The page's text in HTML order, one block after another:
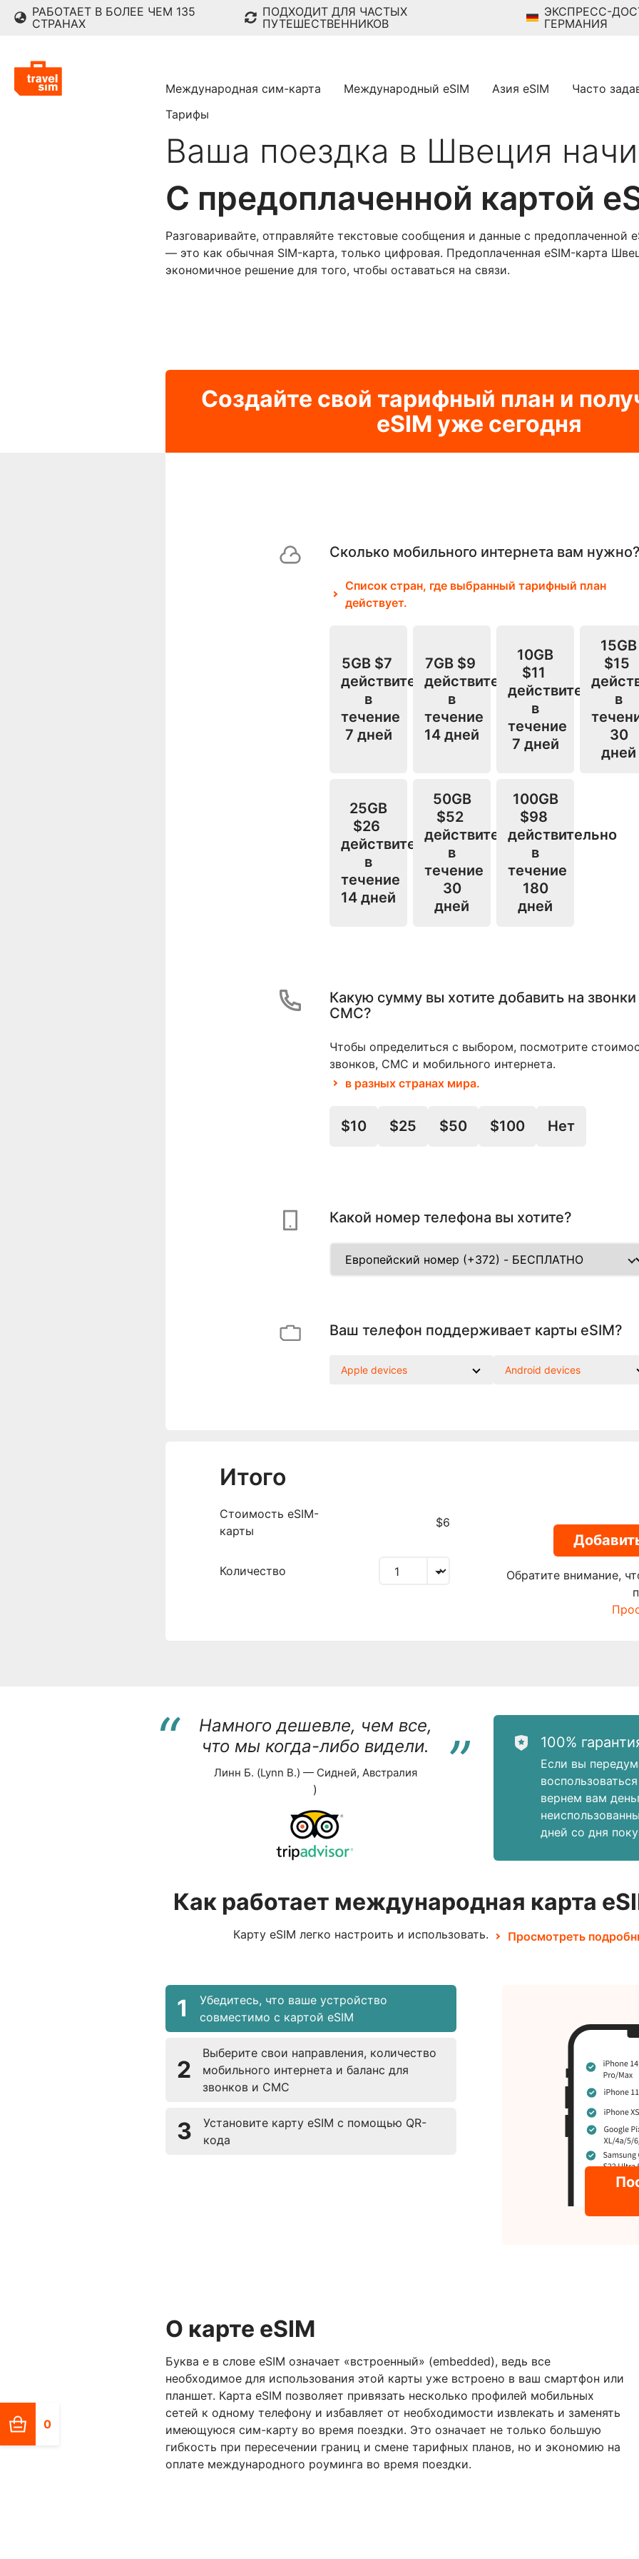
РАБОТАЕТ В БОЛЕЕ ЧЕМ 135
СТРАНАХ
ПОДХОДИТ ДЛЯ ЧАСТЫХ
ПУТЕШЕСТВЕННИКОВ
ЭКСПРЕСС-
ГЕРМАНИЯ
Международная сим-карта
Международный eSIM Азия eSIM
Часто
Тарифы
0
Ваша поездка в Швеция
С предоплаченной картой
Разговаривайте, отправляйте текстовые сообщения и данные с предоплаченной
— это как обычная SIM-карта, только цифровая. Предоплаченная eSIM-карта
экономичное решение для того, чтобы оставаться на связи.
Создайте свой тарифный план и
eSIM уже сегодня
Сколько мобильного интернета вам нужно?
Список стран, где выбранный тарифный план
действует.
5GB $7
действительно
в
течение
7 дней
7GB $9
действительно
в
течение
14 дней
10GB
$11
действительно
в
течение
7 дней
15GB
$15
в
30
дней
25GB
$26
действительно
в
течение
14 дней
50GB
$52
действительно
в
течение
30
дней
100GB
$98
действительно
в
течение
180
дней
Какую сумму вы хотите добавить на звонки
СМС?
Чтобы определиться с выбором, посмотрите
звонков, СМС и мобильного интернета.
в разных странах мира.
$10 $25 $50 $100 Нет
Какой номер телефона вы хотите?
Ваш телефон поддерживает карты eSIM?
Apple devices Android devices
Итого
Cтоимость eSIM-
карты
$6
Количество
Обратите внимание,
“
Намного дешевле, чем все,
что мы когда-либо видели.
“
Линн Б. (Lynn B.) — Сидней, Австралия
)
100%
Если вы
вернем вам
дней со дня
Как работает международная карта
Карту eSIM легко настроить и использовать. Просмотреть
1
Убедитесь, что ваше устройство
совместимо с картой eSIM
2
Выберите свои направления, количество
мобильного интернета и баланс для
звонков и СМС
3
Установите карту eSIM с помощью QR-
кода
О карте eSIM
Буква е в слове eSIM означает «встроенный» (embedded), ведь все
необходимое для использования этой карты уже встроено в ваш смартфон или
планшет. Карта eSIM позволяет привязать несколько профилей мобильных
сетей к одному телефону и избавляет от необходимости извлекать и заменять
имеющуюся сим-карту во время поездки. Это означает не только большую
гибкость при пересечении границ и смене тарифных планов, но и экономию на
оплате международного роуминга во время поездки.